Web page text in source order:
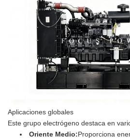
Aplicaciones globales
Este grupo electrógeno destaca en
Oriente Medio:Proporciona